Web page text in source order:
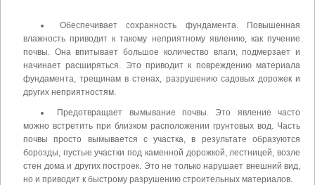
Обеспечивает сохранность фундамента. Повышенная
влажность приводит к такому неприятному явлению, как пучение
почвы. Она впитывает большое количество влаги, подмерзает и
начинает расширяться. Это приводит к повреждению материала
фундамента, трещинам в стенах, разрушению садовых дорожек и
других неприятностям.
Предотвращает вымывание почвы. Это явление часто
можно встретить при близком расположении грунтовых вод. Часть
почвы просто вымывается с участка, в результате образуются
борозды, пустые участки под каменной дорожкой, лестницей, возле
стен дома и других построек. Это не только нарушает внешний вид,
но и приводит к быстрому разрушению строительных материалов.